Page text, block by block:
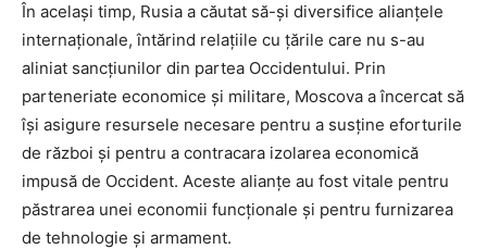
În același timp, Rusia a căutat să-și diversifice alianțele
internaționale, întărind relațiile cu țările care nu s-au
aliniat sancțiunilor din partea Occidentului. Prin
parteneriate economice și militare, Moscova a încercat să
își asigure resursele necesare pentru a susține eforturile
de război și pentru a contracara izolarea economică
impusă de Occident. Aceste alianțe au fost vitale pentru
păstrarea unei economii funcționale și pentru furnizarea
de tehnologie și armament.